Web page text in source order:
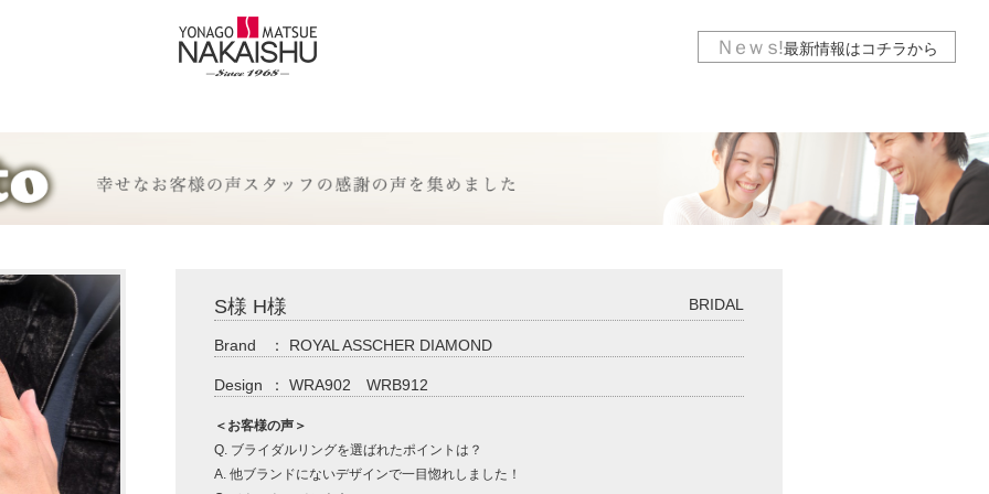
Ｎｅｗｓ!最新情報はコチラから
S様 H様 BRIDAL
Brand ： ROYAL ASSCHER DIAMOND
Design ： WRA902 WRB912
＜お客様の声＞
Q. ブライダルリングを選ばれたポイントは？
A. 他ブランドにないデザインで一目惚れしました！